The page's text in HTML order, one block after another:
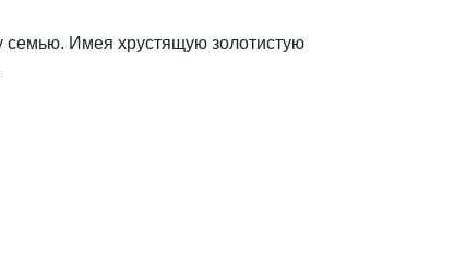
семью. Имея хрустящую золотистую